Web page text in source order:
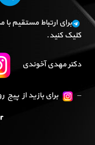
برای ارتباط مستقیم
کلیک کنید.
دکتر مهدی آخوندی
–
برای بازید از